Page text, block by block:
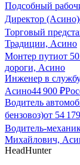
Подсобный
Директор (Асино)
Торговый
Традиции, Асино
Монтер путиот
дороги, Асино
Инженер в
Асино44 900 ₽
Водитель
бензовоз)от 54 179
Водитель-
Михайлович,
HeadHunter